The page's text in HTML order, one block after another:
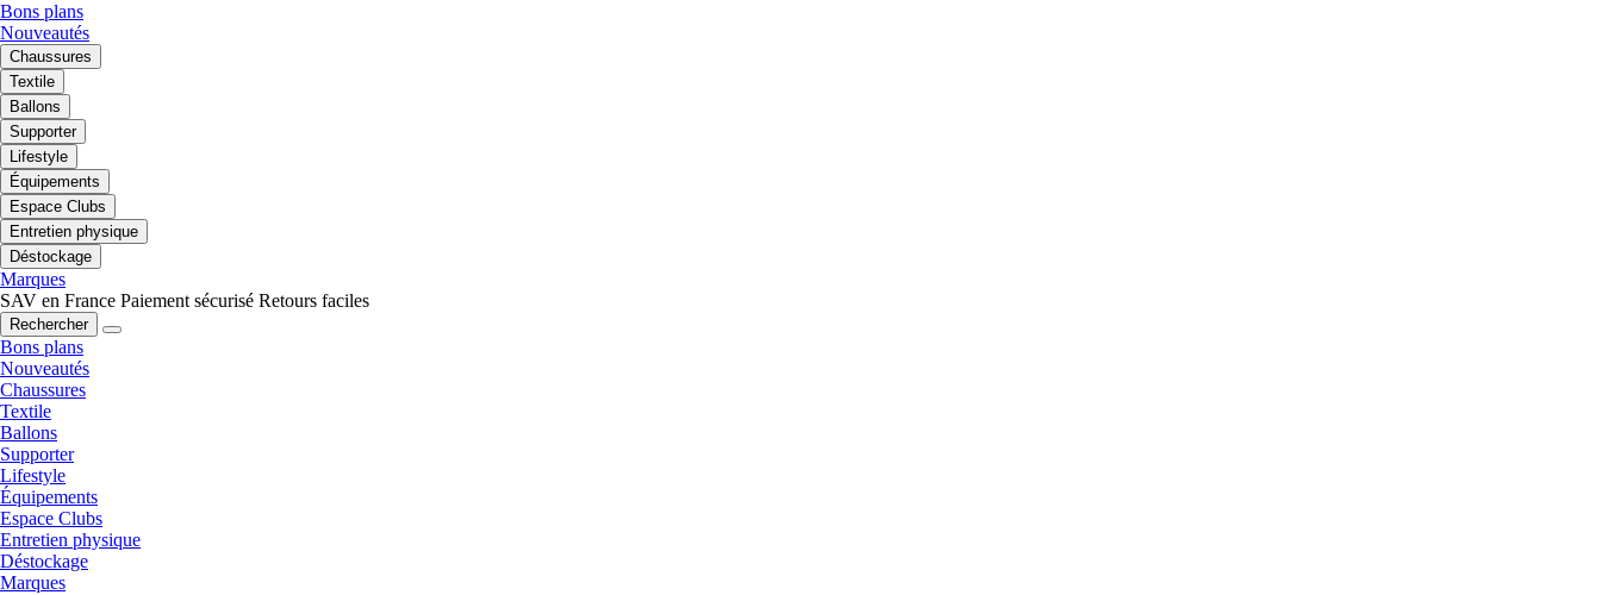
Bons plans
Nouveautés
Chaussures
Textile
Ballons
Supporter
Lifestyle
Équipements
Espace Clubs
Entretien physique
Déstockage
Marques
SAV en France Paiement sécurisé Retours faciles
Rechercher
Bons plans
Nouveautés
Chaussures
Textile
Ballons
Supporter
Lifestyle
Équipements
Espace Clubs
Entretien physique
Déstockage
Marques